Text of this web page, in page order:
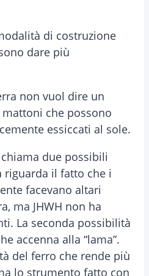
di costruzione
dare più
non vuol dire un
che possono
essiccati al sole.
due possibili
riguarda il fatto che i
facevano altari
ma JHWH non ha
La seconda possibilità
accenna alla “lama”.
del ferro che rende più
lo strumento fatto con